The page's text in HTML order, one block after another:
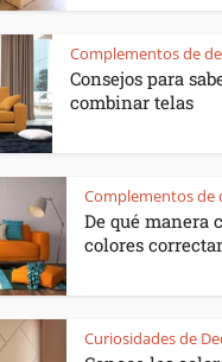
Complementos de
Consejos para
combinar telas
Complementos de
De qué manera
colores
Curiosidades de